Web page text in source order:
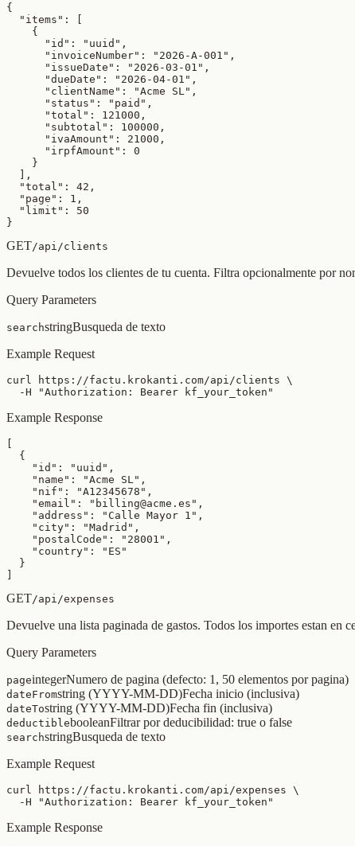
{
  "items": [
    {
      "id": "uuid",
      "invoiceNumber": "2026-A-001",
      "issueDate": "2026-03-01",
      "dueDate": "2026-04-01",
      "clientName": "Acme SL",
      "status": "paid",
      "total": 121000,
      "subtotal": 100000,
      "ivaAmount": 21000,
      "irpfAmount": 0
    }
  ],
  "total": 42,
  "page": 1,
  "limit": 50
}
GET/api/clients
Devuelve todos los clientes de tu cuenta. Filtra opcionalmente por
Query Parameters
searchstringBusqueda de texto
Example Request
curl https://factu.krokanti.com/api/clients \
  -H "Authorization: Bearer kf_your_token"
Example Response
[
  {
    "id": "uuid",
    "name": "Acme SL",
    "nif": "A12345678",
    "email": "billing@acme.es",
    "address": "Calle Mayor 1",
    "city": "Madrid",
    "postalCode": "28001",
    "country": "ES"
  }
]
GET/api/expenses
Devuelve una lista paginada de gastos. Todos los importes estan en
Query Parameters
pageintegerNumero de pagina (defecto: 1, 50 elementos por pagina)
dateFromstring (YYYY-MM-DD)Fecha inicio (inclusiva)
dateTostring (YYYY-MM-DD)Fecha fin (inclusiva)
deductiblebooleanFiltrar por deducibilidad: true o false
searchstringBusqueda de texto
Example Request
curl https://factu.krokanti.com/api/expenses \
  -H "Authorization: Bearer kf_your_token"
Example Response